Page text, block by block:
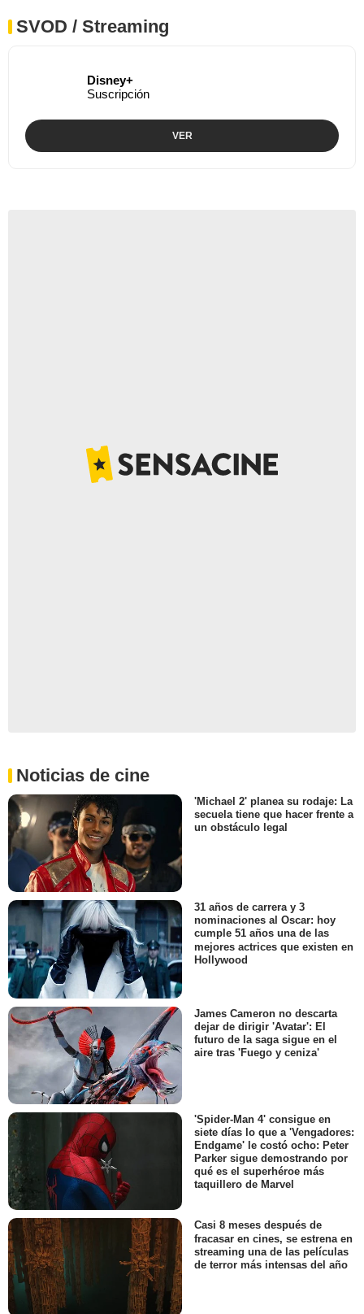
SVOD / Streaming
Disney+
Suscripción
VER
Noticias de cine
'Michael 2' planea su rodaje: La
secuela tiene que hacer frente a
un obstáculo legal
31 años de carrera y 3
nominaciones al Oscar: hoy
cumple 51 años una de las
mejores actrices que existen en
Hollywood
James Cameron no descarta
dejar de dirigir 'Avatar': El
futuro de la saga sigue en el
aire tras 'Fuego y ceniza'
'Spider-Man 4' consigue en
siete días lo que a 'Vengadores:
Endgame' le costó ocho: Peter
Parker sigue demostrando por
qué es el superhéroe más
taquillero de Marvel
Casi 8 meses después de
fracasar en cines, se estrena en
streaming una de las películas
de terror más intensas del año